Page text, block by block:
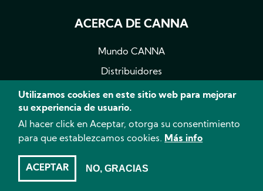
ACERCA DE CANNA
Mundo CANNA
Distribuidores
Contacto
PRODUCTOS
CANNA AQUA
Utilizamos cookies en este sitio web para mejorar
su experiencia de usuario.
Al hacer click en Aceptar, otorga su consentimiento
para que establezcamos cookies. Más info
ACEPTAR NO, GRACIAS